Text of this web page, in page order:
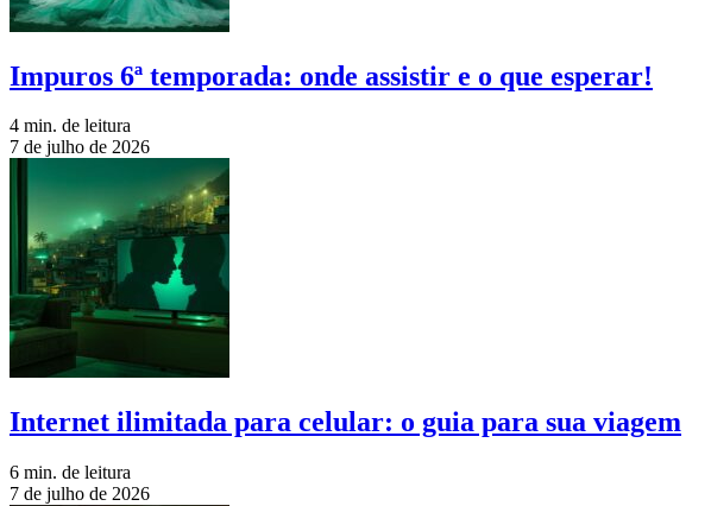
Impuros 6ª temporada: onde assistir e o que esperar!
4 min. de leitura
7 de julho de 2026
Internet ilimitada para celular: o guia para sua viagem
6 min. de leitura
7 de julho de 2026